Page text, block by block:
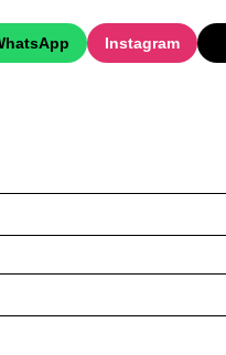
Instagram